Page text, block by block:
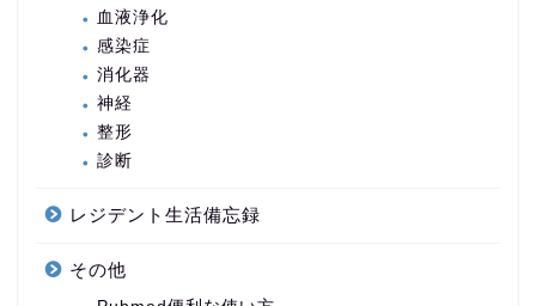
血液浄化
感染症
消化器
神経
整形
診断
レジデント生活備忘録
その他